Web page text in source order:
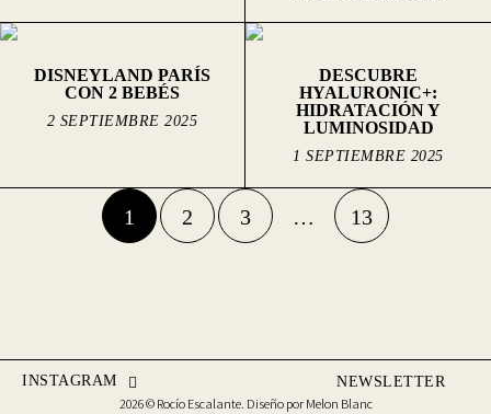
DISNEYLAND PARÍS
CON 2 BEBÉS
2 SEPTIEMBRE 2025
DESCUBRE
HYALURONIC+:
HIDRATACIÓN Y
LUMINOSIDAD
1 SEPTIEMBRE 2025
1 2 3 … 13
INSTAGRAM
NEWSLETTER
2026 © Rocío Escalante. Diseño por Melon Blanc